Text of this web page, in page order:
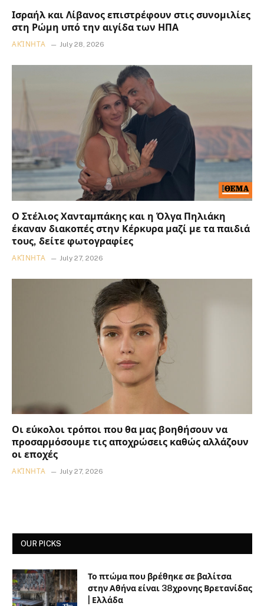
Ισραήλ και Λίβανος επιστρέφουν στις συνομιλίες
στη Ρώμη υπό την αιγίδα των ΗΠΑ
ΑΚΊΝΗΤΑ July 28, 2026
Ο Στέλιος Χανταμπάκης και η Όλγα Πηλιάκη
έκαναν διακοπές στην Κέρκυρα μαζί με τα παιδιά
τους, δείτε φωτογραφίες
ΑΚΊΝΗΤΑ July 27, 2026
Οι εύκολοι τρόποι που θα μας βοηθήσουν να
προσαρμόσουμε τις αποχρώσεις καθώς αλλάζουν
οι εποχές
ΑΚΊΝΗΤΑ July 27, 2026
OUR PICKS
Το πτώμα που βρέθηκε σε βαλίτσα
στην Αθήνα είναι 38χρονης Βρετανίδας
| Ελλάδα